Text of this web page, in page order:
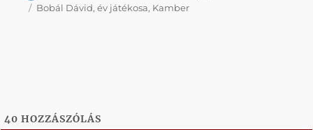
Címke
Bobál Dávid,év játékosa, Kamber
40 HOZZÁSZÓLÁS